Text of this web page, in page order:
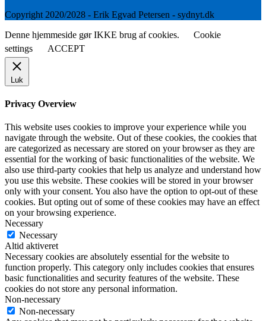
Copyright 2020/2028 - Erik Egvad Petersen - sydnyt.dk
Denne hjemmeside gør IKKE brug af cookies.
Cookie
settings
ACCEPT
Luk
Privacy Overview
This website uses cookies to improve your experience while you
navigate through the website. Out of these cookies, the cookies that
are categorized as necessary are stored on your browser as they are
essential for the working of basic functionalities of the website. We
also use third-party cookies that help us analyze and understand how
you use this website. These cookies will be stored in your browser
only with your consent. You also have the option to opt-out of these
cookies. But opting out of some of these cookies may have an effect
on your browsing experience.
Necessary
Necessary
Altid aktiveret
Necessary cookies are absolutely essential for the website to
function properly. This category only includes cookies that ensures
basic functionalities and security features of the website. These
cookies do not store any personal information.
Non-necessary
Non-necessary